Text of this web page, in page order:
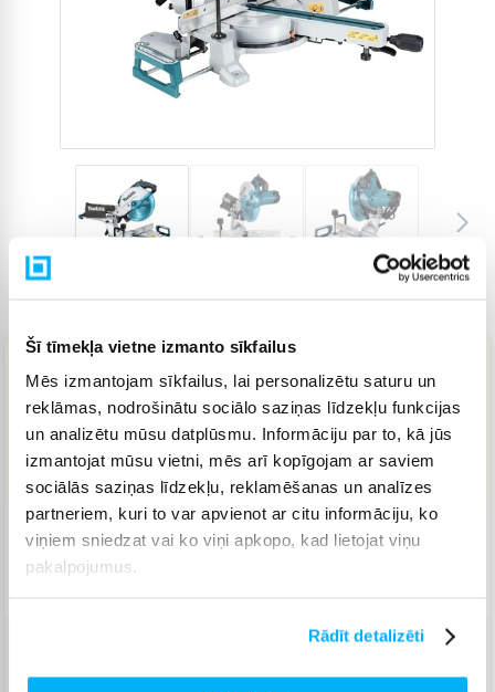
Šī tīmekļa vietne izmanto sīkfailus
Mēs izmantojam sīkfailus, lai personalizētu saturu un
reklāmas, nodrošinātu sociālo saziņas līdzekļu funkcijas
un analizētu mūsu datplūsmu. Informāciju par to, kā jūs
izmantojat mūsu vietni, mēs arī kopīgojam ar saviem
sociālās saziņas līdzekļu, reklamēšanas un analīzes
partneriem, kuri to var apvienot ar citu informāciju, ko
viņiem sniedzat vai ko viņi apkopo, kad lietojat viņu
pakalpojumus.
Rādīt detalizēti
324,90 €
IELIKT GROZĀ
Piegāde: 3-6 d.d.
Norēķinieties bez papildmaksas 6 mēn.